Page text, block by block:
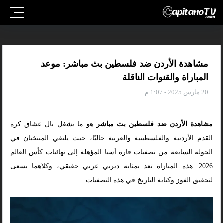
مشاهدة الأردن ضد فلسطين بث مباشر: موعد
المباراة والقنوات الناقلة
20 مارس 2025 - 1:07 م
مشاهدة الأردن ضد فلسطين بث مباشر
هو ما يشغل بال عشاق كرة
القدم الأردنية والفلسطينية والعربية حاليًا، حيث يلتقي المنتخبان في
الجولة السابعة من تصفيات قارة آسيا المؤهلة إلى نهائيات كأس العالم
2026. هذه المباراة تعد بمثابة ديربي عربي حقيقي، وكلاهما يسعى
لتحقيق الفوز وكتابة التاريخ في هذه التصفيات.